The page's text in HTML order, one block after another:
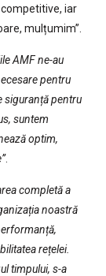
iar
mulțumim”.
AMF ne-au
pentru
siguranță pentru
suntem
optim,
.
completă a
noastră
rețelei.
timpului, s-a